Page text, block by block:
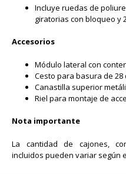
Incluye ruedas de
giratorias con bloqueo y
Accesorios
Módulo lateral con
Cesto para basura de 28
Canastilla superior
Riel para montaje de
Nota importante
La cantidad de cajones,
incluidos pueden variar según